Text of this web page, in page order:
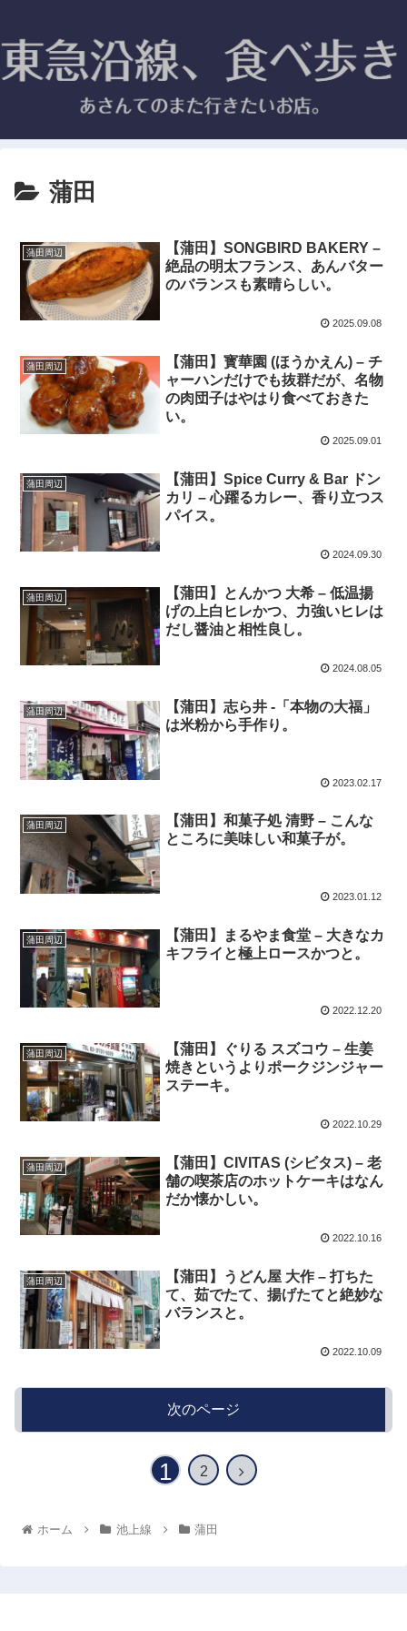
蒲田
蒲田周辺
【蒲田】SONGBIRD BAKERY –
絶品の明太フランス、あんバター
のバランスも素晴らしい。
2025.09.08
蒲田周辺
【蒲田】寳華園 (ほうかえん) – チ
ャーハンだけでも抜群だが、名物
の肉団子はやはり食べておきた
い。
2025.09.01
蒲田周辺
【蒲田】Spice Curry & Bar ドン
カリ – 心躍るカレー、香り立つス
パイス。
2024.09.30
蒲田周辺
【蒲田】とんかつ 大希 – 低温揚
げの上白ヒレかつ、力強いヒレは
だし醤油と相性良し。
2024.08.05
蒲田周辺
【蒲田】志ら井 -「本物の大福」
は米粉から手作り。
2023.02.17
蒲田周辺
【蒲田】和菓子処 清野 – こんな
ところに美味しい和菓子が。
2023.01.12
蒲田周辺
【蒲田】まるやま食堂 – 大きなカ
キフライと極上ロースかつと。
2022.12.20
蒲田周辺
【蒲田】ぐりる スズコウ – 生姜
焼きというよりポークジンジャー
ステーキ。
2022.10.29
蒲田周辺
【蒲田】CIVITAS (シビタス) – 老
舗の喫茶店のホットケーキはなん
だか懐かしい。
2022.10.16
蒲田周辺
【蒲田】うどん屋 大作 – 打ちた
て、茹でたて、揚げたてと絶妙な
バランスと。
2022.10.09
次のページ
1 2
ホーム 池上線 蒲田